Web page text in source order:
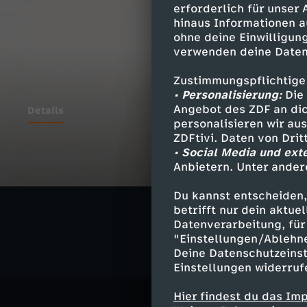
erforderlich für unser
hinaus Informationen
ohne deine
verwenden deine
• Personalisierung:Die
Angebot des ZDF an
personalisieren wir
ZDFtivi. Daten von
• Social Media und
Anbietern. Unter
Du kannst
betrifft nur dein
Datenverarbeitung,
"Einstellungen/
Deine
Einstellungen
Hier findest du das
Details
Ähnliche
Politik